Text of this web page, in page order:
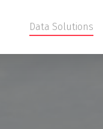
Data Solutions